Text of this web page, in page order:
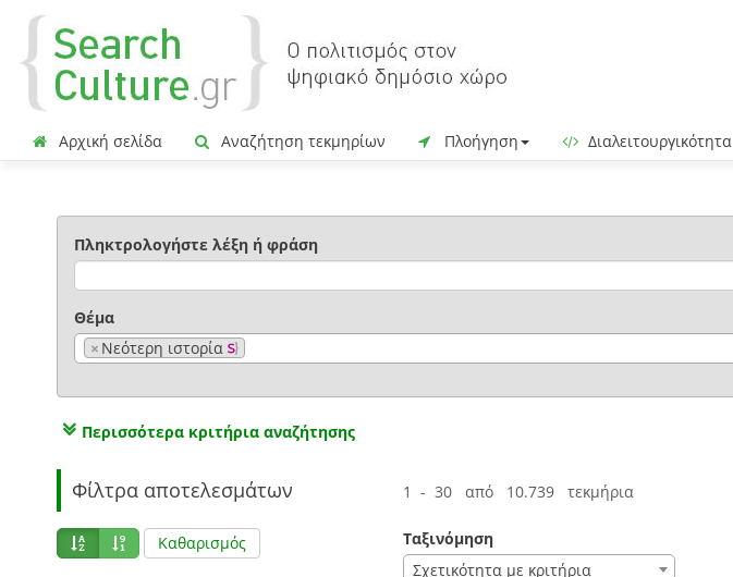
Αρχική σελίδα Αναζήτηση τεκμηρίων Πλοήγηση Διαλειτουργικότητα
Πληκτρολογήστε λέξη ή φράση
Θέμα
× Νεότερη ιστορία
Περισσότερα κριτήρια αναζήτησης
Φίλτρα αποτελεσμάτων
Καθαρισμός
1 - 30 από 10.739 τεκμήρια
Ταξινόμηση
Σχετικότητα με κριτήρια